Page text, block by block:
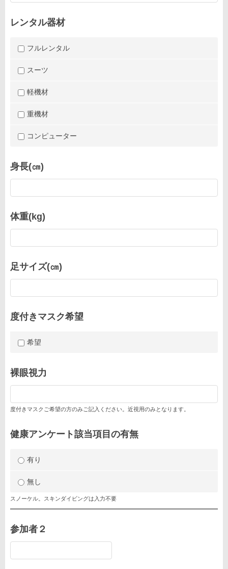
レンタル器材
フルレンタル
スーツ
軽機材
重機材
コンピューター
身長(㎝)
体重(kg)
足サイズ(㎝)
度付きマスク希望
希望
裸眼視力
度付きマスクご希望の方のみご記入ください。近視用のみとなります。
健康アンケート該当項目の有無
有り
無し
スノーケル。スキンダイビングは入力不要
参加者２